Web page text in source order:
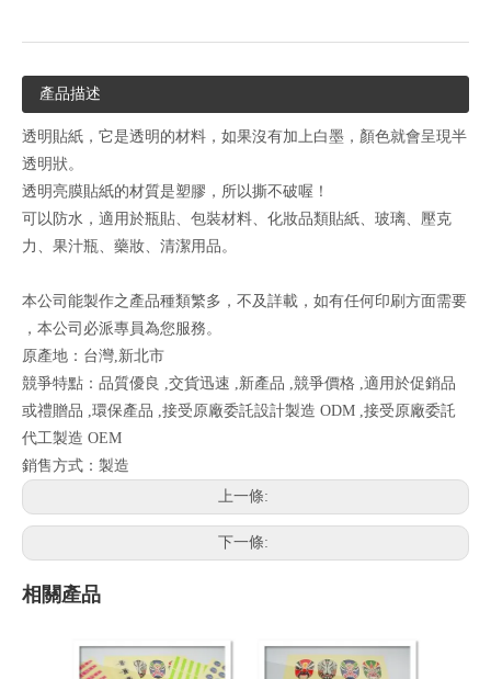
產品描述
透明貼紙，它是透明的材料，如果沒有加上白墨，顏色就會呈現半
透明狀。
透明亮膜貼紙的材質是塑膠，所以撕不破喔！
可以防水，適用於瓶貼、包裝材料、化妝品類貼紙、玻璃、壓克
力、果汁瓶、藥妝、清潔用品。
本公司能製作之產品種類繁多，不及詳載，如有任何印刷方面需要
，本公司必派專員為您服務。
原產地：台灣,新北市
競爭特點：品質優良 ,交貨迅速 ,新產品 ,競爭價格 ,適用於促銷品
或禮贈品 ,環保產品 ,接受原廠委託設計製造 ODM ,接受原廠委託
代工製造 OEM
銷售方式：製造
上一條:
下一條:
相關產品